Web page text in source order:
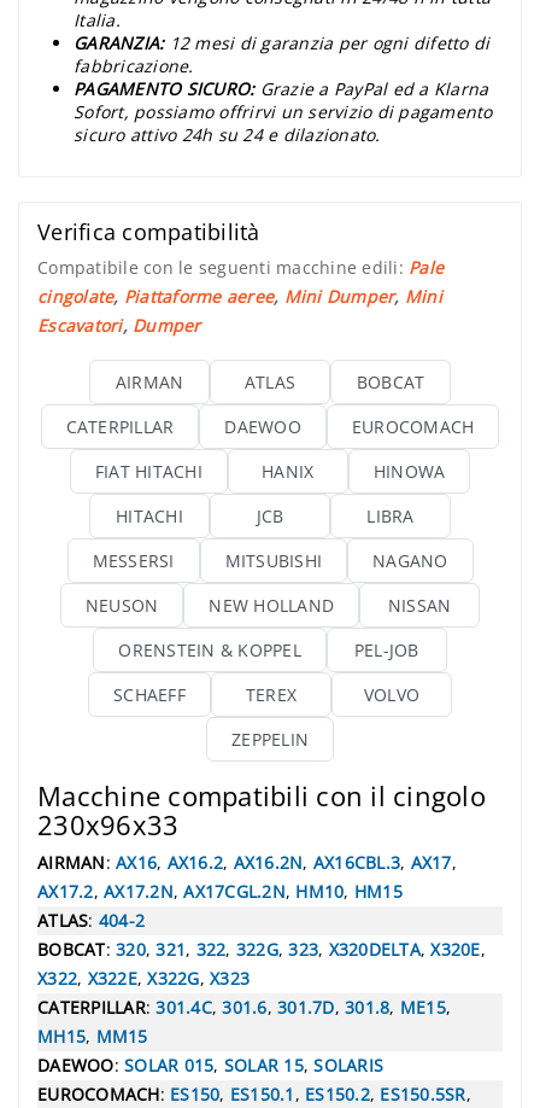
Italia.
GARANZIA: 12 mesi di garanzia per ogni difetto di
fabbricazione.
PAGAMENTO SICURO: Grazie a PayPal ed a Klarna
Sofort, possiamo offrirvi un servizio di pagamento
sicuro attivo 24h su 24 e dilazionato.
Verifica compatibilità
Compatibile con le seguenti macchine edili: Pale
cingolate, Piattaforme aeree, Mini Dumper, Mini
Escavatori, Dumper
AIRMAN ATLAS
BOBCAT
CATERPILLAR
DAEWOO
EUROCOMACH
FIAT HITACHI
HANIX
HINOWA
HITACHI
JCB
LIBRA
MESSERSI
MITSUBISHI
NAGANO
NEUSON
NEW HOLLAND
NISSAN
ORENSTEIN & KOPPEL
PEL-JOB
SCHAEFF
TEREX
VOLVO
ZEPPELIN
Macchine compatibili con il cingolo
230x96x33
AIRMAN: AX16, AX16.2, AX16.2N, AX16CBL.3, AX17,
AX17.2, AX17.2N,AX17CGL.2N, HM10, HM15
ATLAS: 404-2
BOBCAT: 320,321, 322, 322G,323, X320DELTA,X320E,
X322, X322E,X322G, X323
CATERPILLAR:301.4C,301.6, 301.7D, 301.8, ME15,
MH15, MM15
DAEWOO: SOLAR 015, SOLAR 15,SOLARIS
EUROCOMACH: ES150, ES150.1 , ES150.2, ES150.5SR,